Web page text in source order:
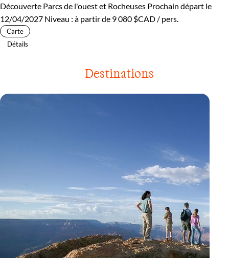
Découverte Parcs de l'ouest et Rocheuses Prochain départ le
12/04/2027 Niveau : à partir de 9 080 $CAD / pers.
Carte
Détails
Destinations